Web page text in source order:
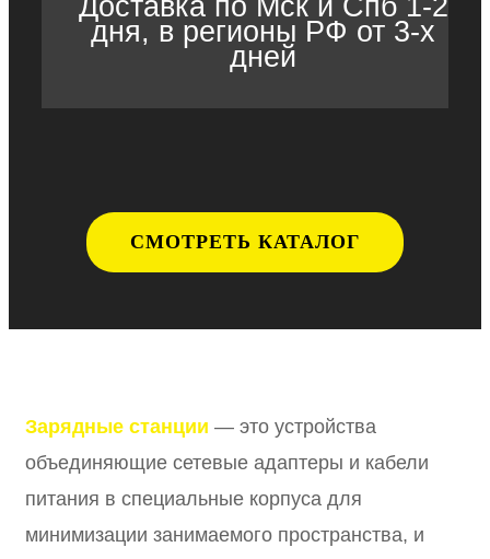
Доставка по Мск и Спб 1-2
дня, в регионы РФ от 3-х
дней
СМОТРЕТЬ КАТАЛОГ
Зарядные станции — это устройства
объединяющие сетевые адаптеры и кабели
питания в специальные корпуса для
минимизации занимаемого пространства, и